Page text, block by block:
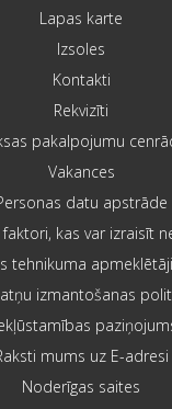
Lapas karte
Izsoles
Kontakti
Rekvizīti
pakalpojumu
Vakances
datu apstrāde
kas var izraisīt
tehnikuma
izmantošanas
mums uz E-adresi
Noderīgas saites